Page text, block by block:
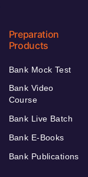
Preparation
Products
Bank Mock Test
Bank Video
Course
Bank Live Batch
Bank E-Books
Bank Publications